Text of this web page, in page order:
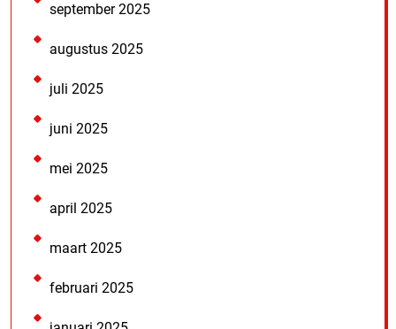
september 2025
augustus 2025
juli 2025
juni 2025
mei 2025
april 2025
maart 2025
februari 2025